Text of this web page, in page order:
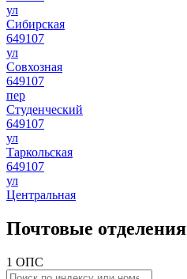
ул
Сибирская
649107
ул
Совхозная
649107
пер
Студенческий
649107
ул
Таркольская
649107
ул
Центральная
Почтовые отделения
1 ОПС